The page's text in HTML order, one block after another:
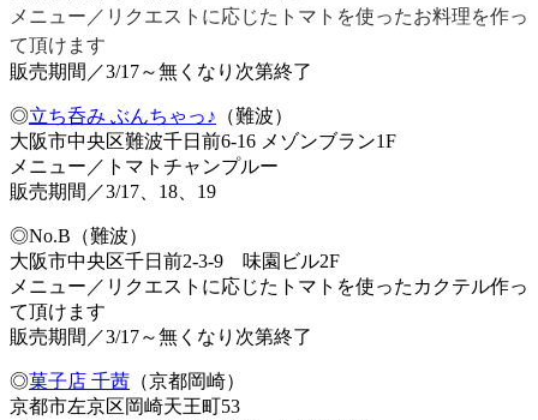
メニュー／リクエストに応じたトマトを使ったお料理を作っ
て頂けます
販売期間／3/17～無くなり次第終了
◎立ち呑み ぶんちゃっ♪ （難波）
大阪市中央区難波千日前6-16 メゾンブラン1F
メニュー／トマトチャンプルー
販売期間／3/17、18、19
◎No.B（難波）
大阪市中央区千日前2-3-9 味園ビル2F
メニュー／リクエストに応じたトマトを使ったカクテル作っ
て頂けます
販売期間／3/17～無くなり次第終了
◎菓子店 千茜 （京都岡崎）
京都市左京区岡崎天王町53